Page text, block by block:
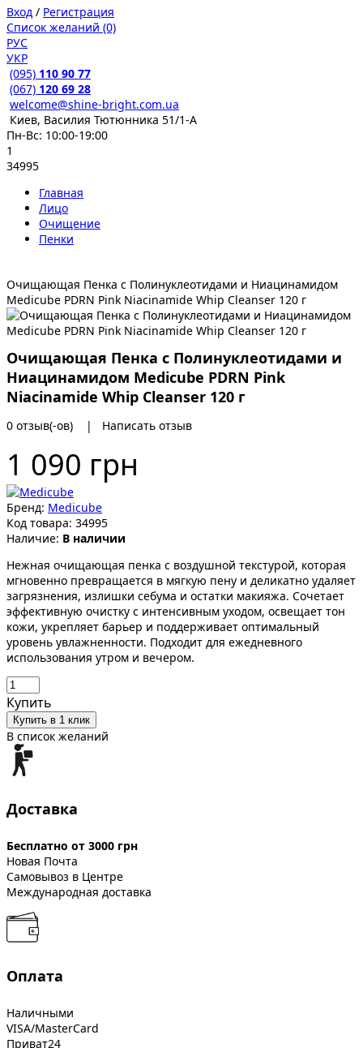
Вход / Регистрация
Список желаний (0)
РУС
УКР
(095) 110 90 77
(067) 120 69 28
welcome@shine-bright.com.ua
Киев, Василия Тютюнника 51/1-А
Пн-Вс: 10:00-19:00
1
34995
Главная
Лицо
Очищение
Пенки
Очищающая Пенка с Полинуклеотидами и Ниацинамидом
Medicube PDRN Pink Niacinamide Whip Cleanser 120 г
Очищающая Пенка с Полинуклеотидами и
Ниацинамидом Medicube PDRN Pink
Niacinamide Whip Cleanser 120 г
0 отзыв(-ов) | Написать отзыв
1 090 грн
Бренд: Medicube
Код товара: 34995
Наличие: В наличии
Нежная очищающая пенка с воздушной текстурой, которая
мгновенно превращается в мягкую пену и деликатно удаляет
загрязнения, излишки себума и остатки макияжа. Сочетает
эффективную очистку с интенсивным уходом, освещает тон
кожи, укрепляет барьер и поддерживает оптимальный
уровень увлажненности. Подходит для ежедневного
использования утром и вечером.
Купить
Купить в 1 клик
В список желаний
Доставка
Бесплатно от 3000 грн
Новая Почта
Самовывоз в Центре
Международная доставка
Оплата
Наличными
VISA/MasterCard
Приват24